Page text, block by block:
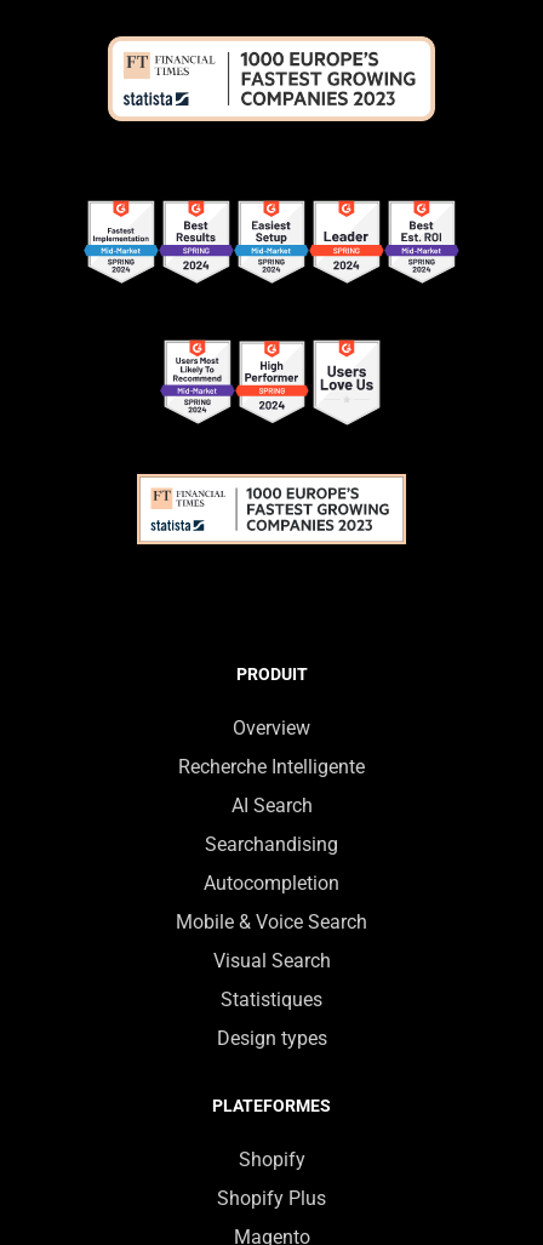
PRODUIT
Overview
Recherche Intelligente
AI Search
Searchandising
Autocompletion
Mobile & Voice Search
Visual Search
Statistiques
Design types
PLATEFORMES
Shopify
Shopify Plus
Magento